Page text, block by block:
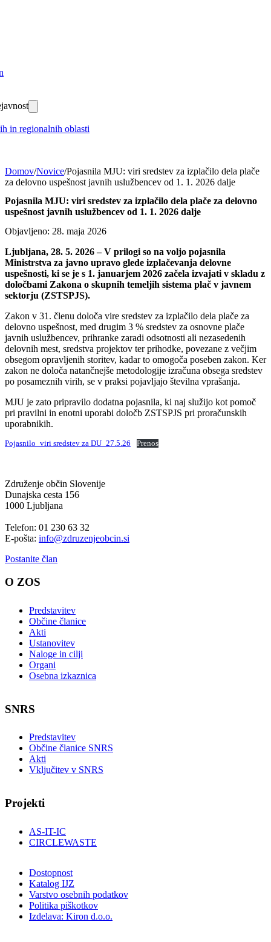
in regionalnih oblasti
Domov/Novice/Pojasnila MJU: viri sredstev za izplačilo dela plače
za delovno uspešnost javnih uslužbencev od 1. 1. 2026 dalje
Pojasnila MJU: viri sredstev za izplačilo dela plače za delovno
uspešnost javnih uslužbencev od 1. 1. 2026 dalje
Objavljeno: 28. maja 2026
Ljubljana, 28. 5. 2026 – V prilogi so na voljo pojasnila
Ministrstva za javno upravo glede izplačevanja delovne
uspešnosti, ki se je s 1. januarjem 2026 začela izvajati v skladu z
določbami Zakona o skupnih temeljih sistema plač v javnem
sektorju (ZSTSPJS).
Zakon v 31. členu določa vire sredstev za izplačilo dela plače za
delovno uspešnost, med drugim 3 % sredstev za osnovne plače
javnih uslužbencev, prihranke zaradi odsotnosti ali nezasedenih
delovnih mest, sredstva projektov ter prihodke, povezane z večjim
obsegom opravljenih storitev, kadar to omogoča poseben zakon. Ker
zakon ne določa natančnejše metodologije izračuna obsega sredstev
po posameznih virih, se v praksi pojavljajo številna vprašanja.
MJU je zato pripravilo dodatna pojasnila, ki naj služijo kot pomoč
pri pravilni in enotni uporabi določb ZSTSPJS pri proračunskih
uporabnikih.
Pojasnilo_viri sredstev za DU_27.5.26 Prenos
Združenje občin Slovenije
Dunajska cesta 156
1000 Ljubljana
Telefon: 01 230 63 32
E-pošta: info@zdruzenjeobcin.si
Postanite član
O ZOS
Predstavitev
Občine članice
Akti
Ustanovitev
Naloge in cilji
Organi
Osebna izkaznica
SNRS
Predstavitev
Občine članice SNRS
Akti
Vključitev v SNRS
Projekti
AS-IT-IC
CIRCLEWASTE
Dostopnost
Katalog IJZ
Varstvo osebnih podatkov
Politika piškotkov
Izdelava: Kiron d.o.o.